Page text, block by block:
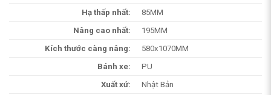
Hạ thấp nhất:
85MM
Nâng cao nhất:
195MM
Kích thước càng nâng:
580x1070MM
Bánh xe:
PU
Xuất xứ:
Nhật Bản